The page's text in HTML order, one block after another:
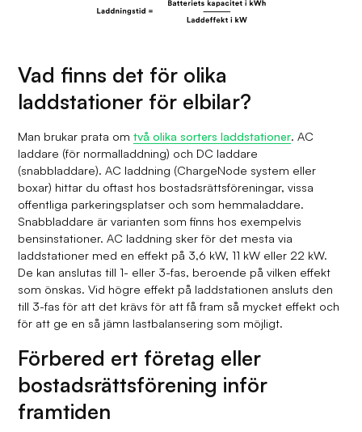
Vad finns det för olika
laddstationer för elbilar?
Man brukar prata omtvå olika sorters laddstationer. AC
laddare (för normalladdning) och DC laddare
(snabbladdare). AC laddning (ChargeNode system eller
boxar) hittar du oftast hos bostadsrättsföreningar, vissa
offentliga parkeringsplatser och som hemmaladdare.
Snabbladdare är varianten som finns hos exempelvis
bensinstationer. AC laddning sker för det mesta via
laddstationer med en effekt på 3,6 kW, 11 kW eller 22 kW.
De kan anslutas till 1- eller 3-fas, beroende på vilken effekt
som önskas. Vid högre effekt på laddstationen ansluts den
till 3-fas för att det krävs för att få fram så mycket effekt och
för att ge en så jämn lastbalansering som möjligt.
Förbered ert företag eller
bostadsrättsförening inför
framtiden